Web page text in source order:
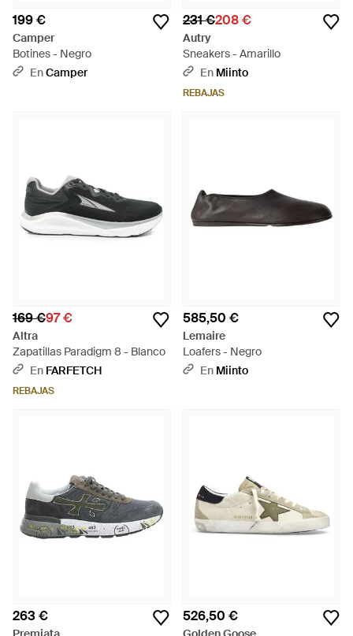
199 €
Camper
Botines - Negro
EnCamper
231 €208 €
Autry
Sneakers - Amarillo
En Miinto
REBAJAS
169 €97 €
Altra
Zapatillas Paradigm 8 - Blanco
En FARFETCH
REBAJAS
585,50 €
Lemaire
Loafers - Negro
En Miinto
263 € 526,50 €